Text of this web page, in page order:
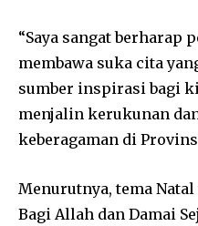
“Saya sangat berharap
membawa suka cita
sumber inspirasi bagi
menjalin kerukunan
keberagaman di
Menurutnya, tema
Bagi Allah dan Damai